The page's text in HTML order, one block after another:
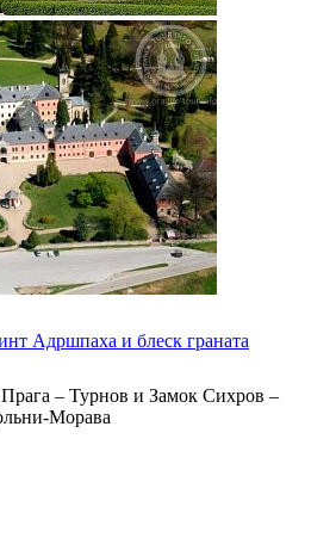
Адршпаха и блеск граната
– Турнов и Замок Сихров –
Морава